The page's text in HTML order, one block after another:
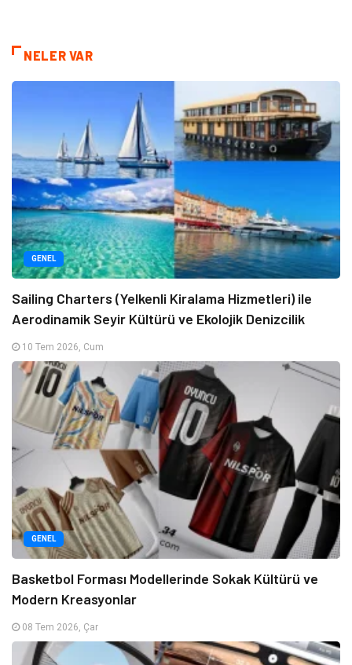
NELER VAR
GENEL
Sailing Charters (Yelkenli Kiralama Hizmetleri) ile
Aerodinamik Seyir Kültürü ve Ekolojik Denizcilik
10 Tem 2026, Cum
GENEL
Basketbol Forması Modellerinde Sokak Kültürü ve
Modern Kreasyonlar
08 Tem 2026, Çar